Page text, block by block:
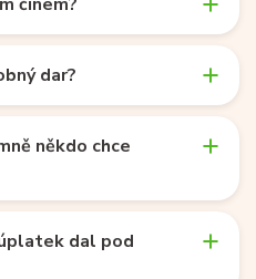
dar?
někdo chce
dal pod